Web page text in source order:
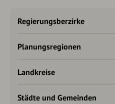
Regierungsberzirke
Planungsregionen
Landkreise
Städte und Gemeinden